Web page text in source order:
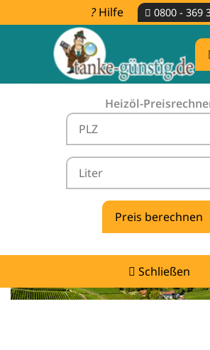
Hilfe 0800 - 369
Heizöl-
Schließen
Heizölpreise Ingersheim -
vergleichen & günstig tanken